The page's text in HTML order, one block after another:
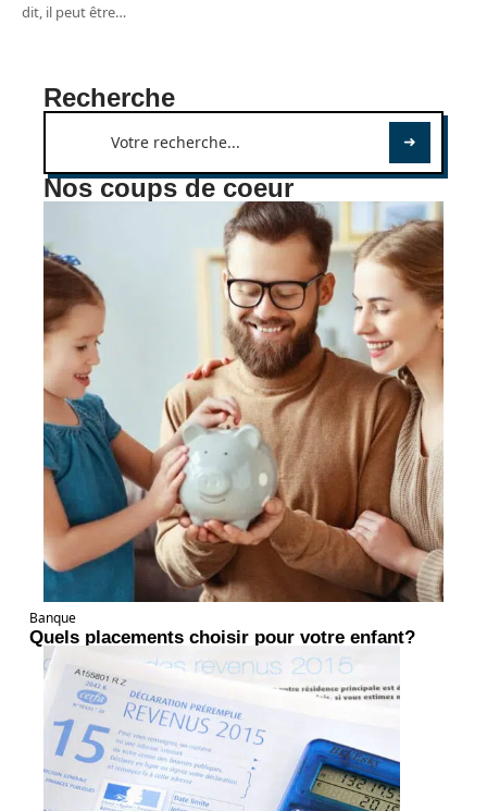
dit, il peut être…
Recherche
Nos coups de coeur
Banque
Quels placements choisir pour votre enfant?